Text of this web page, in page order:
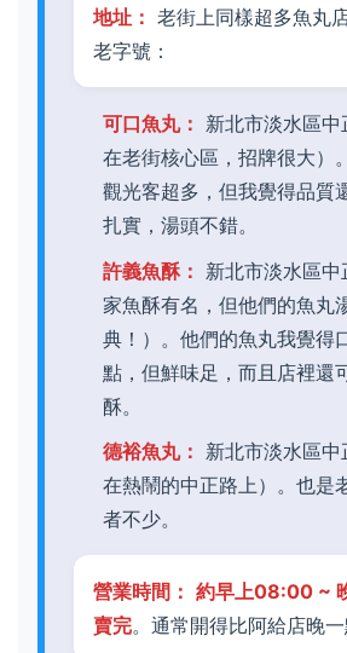
地址： 老街上同樣超多魚丸
老字號：
可口魚丸： 新北市淡水區
在老街核心區，招牌很大）
觀光客超多，但我覺得品質
扎實，湯頭不錯。
許義魚酥： 新北市淡水區
家魚酥有名，但他們的魚丸
典！）。他們的魚丸我覺得
點，但鮮味足，而且店裡還
酥。
德裕魚丸： 新北市淡水區
在熱鬧的中正路上）。也是
者不少。
營業時間： 約早上08:00 ~
賣完。通常開得比阿給店晚一